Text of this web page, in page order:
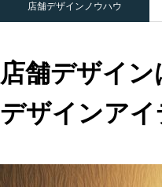
店舗デザインノウハウ
店舗デザイ
デザインアイ